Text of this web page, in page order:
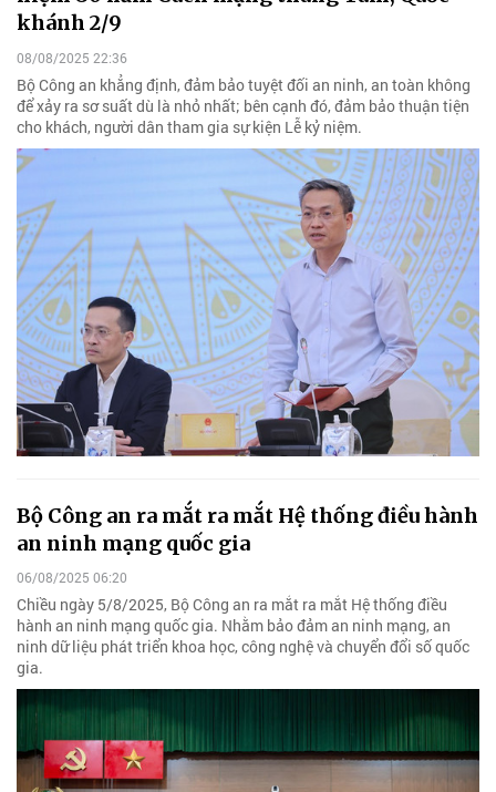
khánh 2/9
08/08/2025 22:36
Bộ Công an khẳng định, đảm bảo tuyệt đối an ninh, an toàn không
để xảy ra sơ suất dù là nhỏ nhất; bên cạnh đó, đảm bảo thuận tiện
cho khách, người dân tham gia sự kiện Lễ kỷ niệm.
Bộ Công an ra mắt ra mắt Hệ thống điều hành
an ninh mạng quốc gia
06/08/2025 06:20
Chiều ngày 5/8/2025, Bộ Công an ra mắt ra mắt Hệ thống điều
hành an ninh mạng quốc gia. Nhằm bảo đảm an ninh mạng, an
ninh dữ liệu phát triển khoa học, công nghệ và chuyển đổi số quốc
gia.